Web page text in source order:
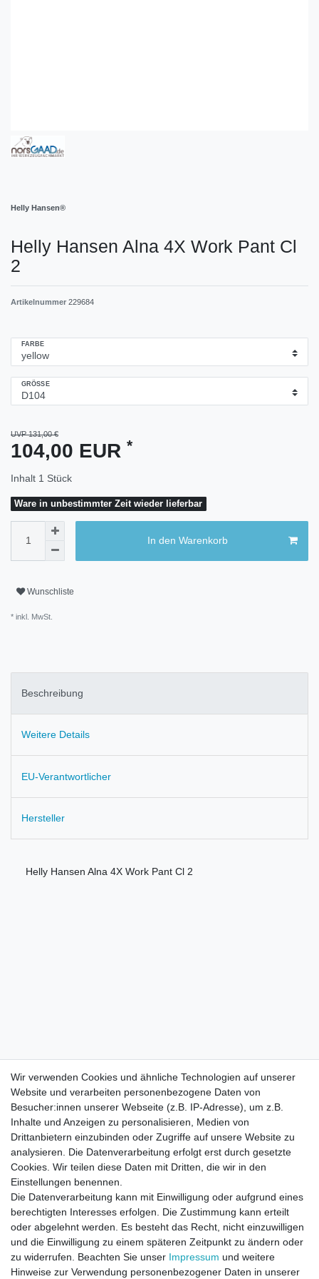
Helly Hansen®
Helly Hansen Alna 4X Work Pant Cl
2
Artikelnummer 229684
FARBE
GRÖSSE
UVP 131,00 €
104,00 EUR *
Inhalt 1 Stück
Ware in unbestimmter Zeit wieder lieferbar
In den Warenkorb
Wunschliste
* inkl. MwSt.
Beschreibung
Weitere Details
EU-Verantwortlicher
Hersteller
Helly Hansen Alna 4X Work Pant Cl 2
Direktkontakt per Telefon unter 04331 / 4928-910
Wir verwenden Cookies und ähnliche Technologien auf unserer
Website und verarbeiten personenbezogene Daten von
Besucher:innen unserer Webseite (z.B. IP-Adresse), um z.B.
Inhalte und Anzeigen zu personalisieren, Medien von
Drittanbietern einzubinden oder Zugriffe auf unsere Website zu
analysieren. Die Datenverarbeitung erfolgt erst durch gesetzte
Cookies. Wir teilen diese Daten mit Dritten, die wir in den
Einstellungen benennen.
Die Datenverarbeitung kann mit Einwilligung oder aufgrund eines
berechtigten Interesses erfolgen. Die Zustimmung kann erteilt
oder abgelehnt werden. Es besteht das Recht, nicht einzuwilligen
und die Einwilligung zu einem späteren Zeitpunkt zu ändern oder
zu widerrufen. Beachten Sie unser Impressum und weitere
Hinweise zur Verwendung personenbezogener Daten in unserer